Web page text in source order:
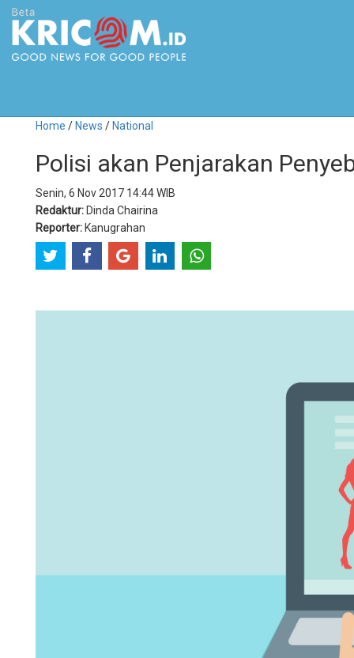
Home / News / National
Polisi akan Penjarakan
Senin, 6 Nov 2017 14:44 WIB
Redaktur: Dinda Chairina
Reporter: Kanugrahan